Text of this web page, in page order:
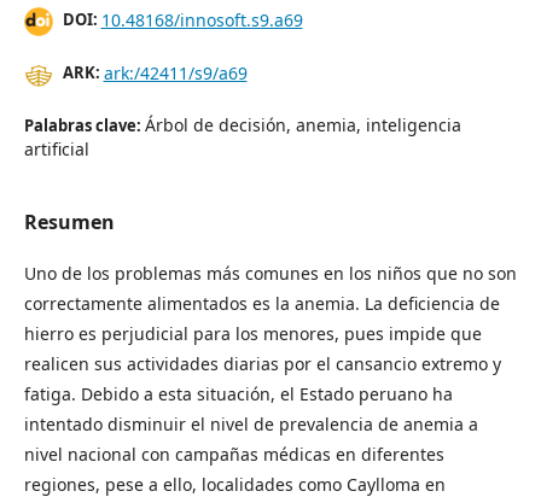
DOI: 10.48168/innosoft.s9.a69
ARK: ark:/42411/s9/a69
Palabras clave: Árbol de decisión, anemia, inteligencia
artificial
Resumen
Uno de los problemas más comunes en los niños que no son
correctamente alimentados es la anemia. La deficiencia de
hierro es perjudicial para los menores, pues impide que
realicen sus actividades diarias por el cansancio extremo y
fatiga. Debido a esta situación, el Estado peruano ha
intentado disminuir el nivel de prevalencia de anemia a
nivel nacional con campañas médicas en diferentes
regiones, pese a ello, localidades como Caylloma en